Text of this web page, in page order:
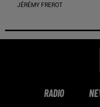
JÉRÉMY FREROT
RADIO